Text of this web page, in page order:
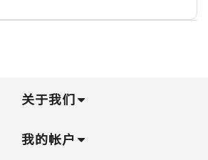
关于我们
我的帐户